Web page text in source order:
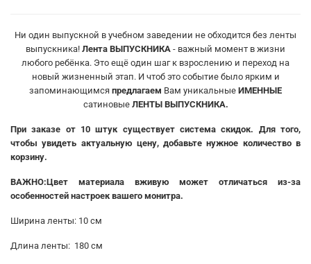
Ни один выпускной в учебном заведении не обходится без ленты
выпускника! Лента ВЫПУСКНИКА - важный момент в жизни
любого ребёнка. Это ещё один шаг к взрослению и переход на
новый жизненный этап. И чтоб это событие было ярким и
запоминающимся предлагаем Вам уникальные ИМЕННЫЕ
сатиновые ЛЕНТЫ ВЫПУСКНИКА.
При заказе от 10 штук существует система скидок. Для того,
чтобы увидеть актуальную цену, добавьте нужное количество в
корзину.
ВАЖНО:Цвет материала вживую может отличаться из-за
особенностей настроек вашего монитра.
Ширина ленты: 10 см
Длина ленты: 180 см